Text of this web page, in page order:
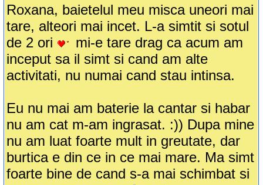
Roxana, baietelul meu misca uneori mai
tare, alteori mai incet. L-a simtit si sotul
de 2 ori
mi-e tare drag ca acum am
inceput sa il simt si cand am alte
activitati, nu numai cand stau intinsa.
Eu nu mai am baterie la cantar si habar
nu am cat m-am ingrasat. :)) Dupa mine
nu am luat foarte mult in greutate, dar
burtica e din ce in ce mai mare. Ma simt
foarte bine de cand s-a mai schimbat si